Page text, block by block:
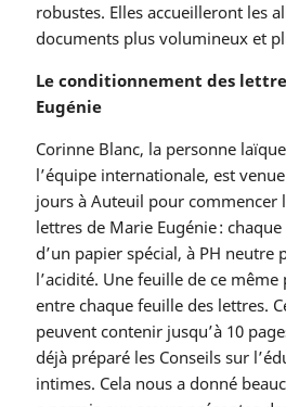
robustes. Elles accueilleront les
documents plus volumineux et
Le conditionnement des
Eugénie
Corinne Blanc, la personne
l’équipe internationale, est
jours à Auteuil pour commencer
lettres de Marie Eugénie :
d’un papier spécial, à PH neutre
l’acidité. Une feuille de ce même
entre chaque feuille des lettres.
peuvent contenir jusqu’à 10
déjà préparé les Conseils sur
intimes. Cela nous a donné